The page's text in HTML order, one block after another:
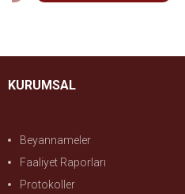
KURUMSAL
Beyannameler
Faaliyet Raporları
Protokoller